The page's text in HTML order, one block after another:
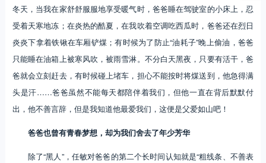
冬天，当我在家舒舒服服地享受暖气时，爸爸睡在驾驶室的小床上，忍
受着天寒地冻；在炎热的酷夏，在我吹着空调吃西瓜时，爸爸还在烈日
炎炎下拿着铁锹在车厢铲煤；有时候为了防止“油耗子”晚上偷油，爸爸
只能睡在油箱上被寒风吹，被雨雪淋。不分白天黑夜，只要有活干，爸
爸就会立刻赶去，有时候碰上堵车，担心不能按时将煤送到，他急得满
头是汗……爸爸虽然不能每天都陪伴着我们，但他一直在背后默默付
出，他不善言辞，但是我知道他最爱我们，这便是父爱如山吧！
爸爸也曾有青春梦想，却为我们舍去了年少芳华
除了“黑人”，任敏对爸爸的第二个长时间认知就是“粗线条、不善表